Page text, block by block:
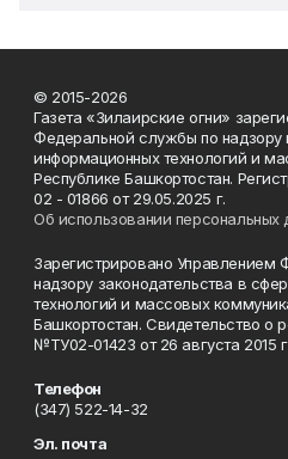
© 2015-2026
Газета «Зилаирские огни»
Федеральной службы по надзору
информационных технологий и
Республике Башкортостан.
02 - 01866 от 29.05.2025 г.
Об использовании персональных
Зарегистрировано Управлением
надзору законодательства в
технологий и массовых
Башкортостан. Свидетельство о
№ТУ02-01423 от 26 августа 2015
Телефон
(347) 522-14-32
Эл. почта